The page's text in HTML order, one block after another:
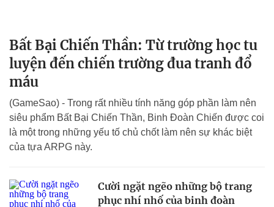
Bất Bại Chiến Thần: Từ trường học tu
luyện đến chiến trường đua tranh đổ
máu
(GameSao) - Trong rất nhiều tính năng góp phần làm nên
siêu phẩm Bất Bại Chiến Thần, Binh Đoàn Chiến được coi
là một trong những yếu tố chủ chốt làm nên sự khác biệt
của tựa ARPG này.
Cười ngặt ngẽo những bộ trang
phục nhí nhố của binh đoàn